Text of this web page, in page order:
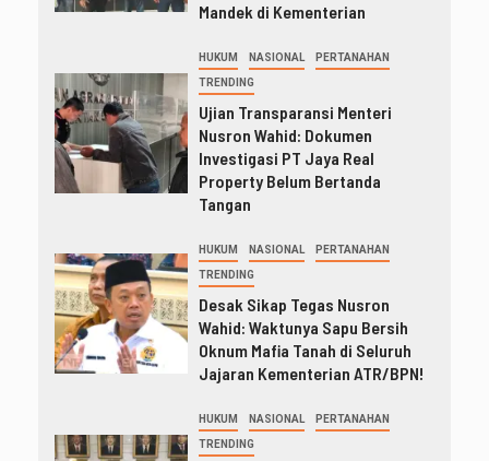
Mandek di Kementerian
HUKUM NASIONAL PERTANAHAN
TRENDING
Ujian Transparansi Menteri
Nusron Wahid: Dokumen
Investigasi PT Jaya Real
Property Belum Bertanda
Tangan
HUKUM NASIONAL PERTANAHAN
TRENDING
Desak Sikap Tegas Nusron
Wahid: Waktunya Sapu Bersih
Oknum Mafia Tanah di Seluruh
Jajaran Kementerian ATR/BPN!
HUKUM NASIONAL PERTANAHAN
TRENDING